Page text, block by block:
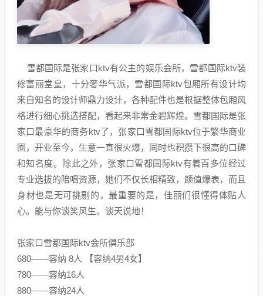
雪都国际是张家口ktv有公主的娱乐会所，雪都国际ktv装
修富丽堂皇，十分奢华气派，雪都国际ktv包厢所有设计均
来自知名的设计师鼎力设计，各种配件也是根据整体包厢风
格进行细心挑选搭配，看起来非常金碧辉煌。雪都国际是张
家口最豪华的商务ktv了，张家口雪都国际ktv位于繁华商业
圈，开业至今，生意一直很火爆，同时也积攒下很高的口碑
和知名度。除此之外，张家口雪都国际ktv有着百多位经过
专业选拔的陪唱资源，她们不仅长相精致，颜值爆表，而且
身材也是无可挑剔的，最重要的是，佳丽们很懂得体贴人
心。能与你谈笑风生。谈天说地！
张家口雪都国际ktv会所俱乐部
680——容纳 8人 【容纳4男4女】
780——容纳16人
880——容纳24人